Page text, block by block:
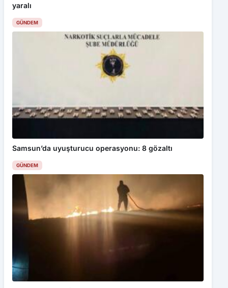
yaralı
GÜNDEM
Samsun’da uyuşturucu operasyonu: 8 gözaltı
GÜNDEM